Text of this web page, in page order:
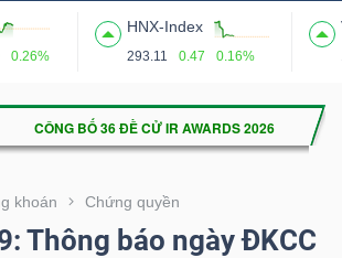
0.26%
HNX-Index
293.11 0.47 0.16%
khoán Chứng quyền
Thông báo ngày ĐKCC